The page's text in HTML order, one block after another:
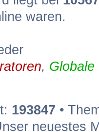
waren.
, Globale
193847 •
neuestes